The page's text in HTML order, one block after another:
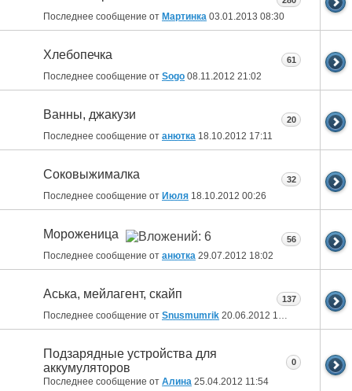
Последнее сообщение от Мартинка 03.01.2013 08:30
Хлебопечка
Последнее сообщение от Sogo 08.11.2012 21:02
61
Ванны, джакузи
Последнее сообщение от анютка 18.10.2012 17:11
20
Соковыжималка
Последнее сообщение от Июля 18.10.2012 00:26
32
Мороженица
Последнее сообщение от анютка 29.07.2012 18:02
56
Aська, мейлагент, скайп
Последнее сообщение от Snusmumrik 20.06.2012 16:19
137
Подзарядные устройства для
аккумуляторов
Последнее сообщение от Алина 25.04.2012 11:54
0